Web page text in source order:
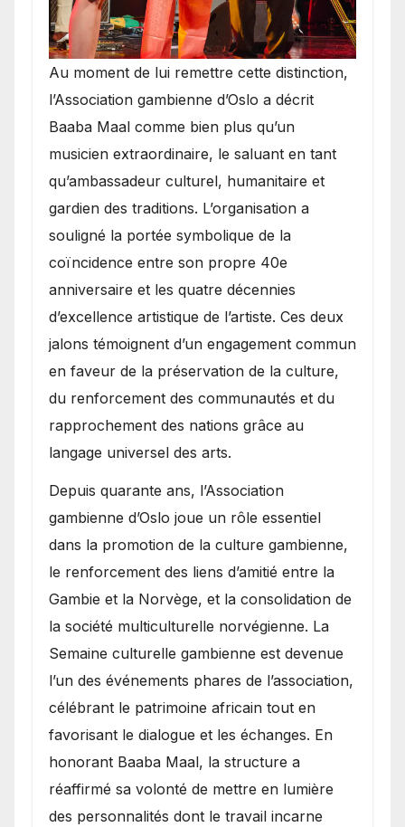
​Au moment de lui remettre cette distinction,
l’Association gambienne d’Oslo a décrit
Baaba Maal comme bien plus qu’un
musicien extraordinaire, le saluant en tant
qu’ambassadeur culturel, humanitaire et
gardien des traditions. L’organisation a
souligné la portée symbolique de la
coïncidence entre son propre 40e
anniversaire et les quatre décennies
d’excellence artistique de l’artiste. Ces deux
jalons témoignent d’un engagement commun
en faveur de la préservation de la culture,
du renforcement des communautés et du
rapprochement des nations grâce au
langage universel des arts.
​Depuis quarante ans, l’Association
gambienne d’Oslo joue un rôle essentiel
dans la promotion de la culture gambienne,
le renforcement des liens d’amitié entre la
Gambie et la Norvège, et la consolidation de
la société multiculturelle norvégienne. La
Semaine culturelle gambienne est devenue
l’un des événements phares de l’association,
célébrant le patrimoine africain tout en
favorisant le dialogue et les échanges. En
honorant Baaba Maal, la structure a
réaffirmé sa volonté de mettre en lumière
des personnalités dont le travail incarne